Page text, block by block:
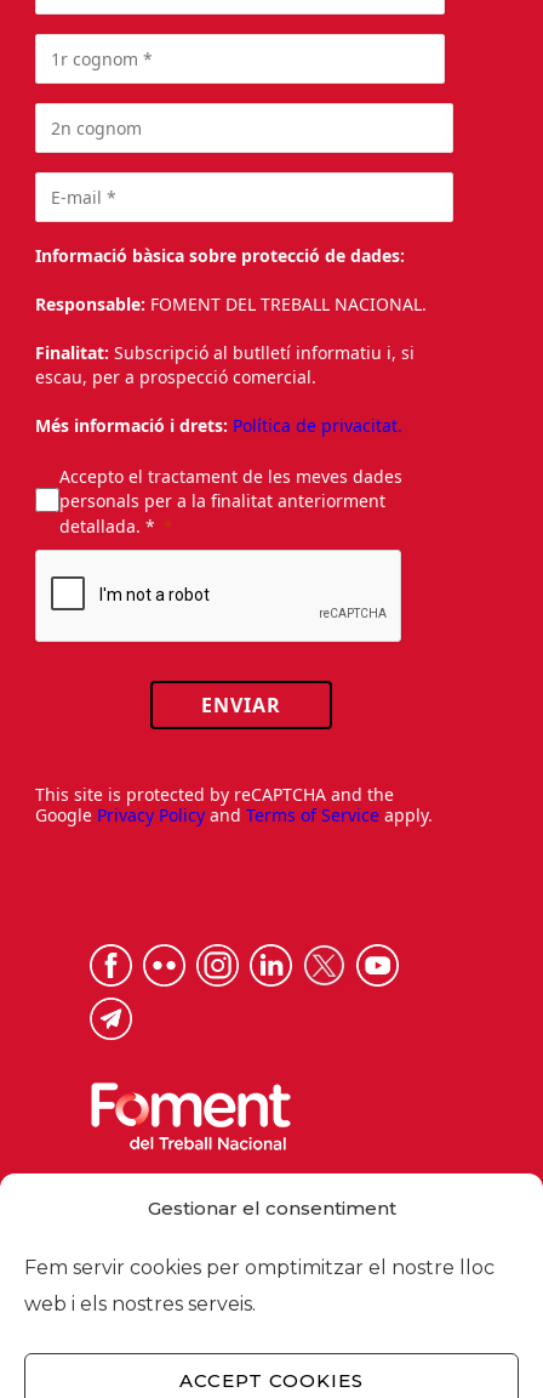
Gestionar el consentiment
Fem servir cookies per omptimitzar el nostre lloc
web i els nostres serveis.
ACCEPT COOKIES
Informació bàsica sobre protecció de dades:
Responsable: FOMENT DEL TREBALL NACIONAL.
Finalitat: Subscripció al butlletí informatiu i, si
escau, per a prospecció comercial.
Més informació i drets: Política de privacitat.
Accepto el tractament de les meves dades
personals per a la finalitat anteriorment
detallada. *
ENVIAR
This site is protected by reCAPTCHA and the
Google Privacy Policy and Terms of Service apply.
foment@foment.com
© 2026 - Foment del Treball Nacional